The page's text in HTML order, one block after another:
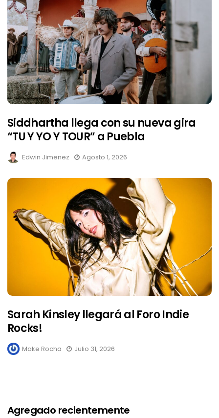
Siddhartha llega con su nueva gira
“TU Y YO Y TOUR” a Puebla
Edwin Jimenez Agosto 1, 2026
Sarah Kinsley llegará al Foro Indie
Rocks!
Make Rocha Julio 31, 2026
Agregado recientemente